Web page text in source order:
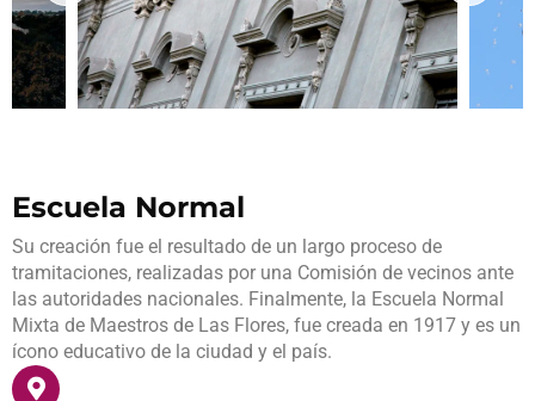
Escuela Normal
Su creación fue el resultado de un largo proceso de
tramitaciones, realizadas por una Comisión de vecinos ante
las autoridades nacionales. Finalmente, la Escuela Normal
Mixta de Maestros de Las Flores, fue creada en 1917 y es un
ícono educativo de la ciudad y el país.